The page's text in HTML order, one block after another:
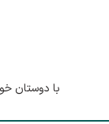
با دوستان